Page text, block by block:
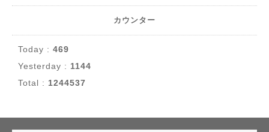
カウンター
Today : 469
Yesterday : 1144
Total : 1244537